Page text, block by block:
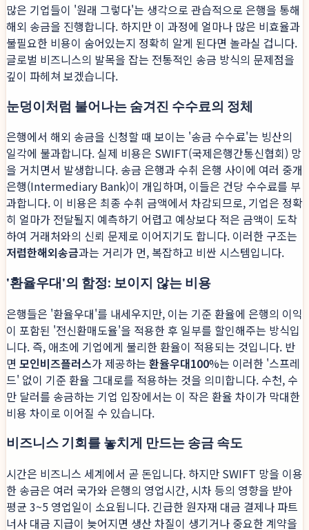
많은 기업들이 '원래 그렇다'는 생각으로 관습적으로 은행을 통해
해외 송금을 진행합니다. 하지만 이 과정에 얼마나 많은 비효율과
불필요한 비용이 숨어있는지 정확히 알게 된다면 놀라실 겁니다.
글로벌 비즈니스의 발목을 잡는 전통적인 송금 방식의 문제점을
깊이 파헤쳐 보겠습니다.
눈덩이처럼 불어나는 숨겨진 수수료의 정체
은행에서 해외 송금을 신청할 때 보이는 '송금 수수료'는 빙산의
일각에 불과합니다. 실제 비용은 SWIFT(국제은행간통신협회) 망
을 거치면서 발생합니다. 송금 은행과 수취 은행 사이에 여러 중개
은행(Intermediary Bank)이 개입하며, 이들은 건당 수수료를 부
과합니다. 이 비용은 최종 수취 금액에서 차감되므로, 기업은 정확
히 얼마가 전달될지 예측하기 어렵고 예상보다 적은 금액이 도착
하여 거래처와의 신뢰 문제로 이어지기도 합니다. 이러한 구조는
저렴한해외송금과는 거리가 먼, 복잡하고 비싼 시스템입니다.
'환율우대'의 함정: 보이지 않는 비용
은행들은 '환율우대'를 내세우지만, 이는 기준 환율에 은행의 이익
이 포함된 '전신환매도율'을 적용한 후 일부를 할인해주는 방식입
니다. 즉, 애초에 기업에게 불리한 환율이 적용되는 것입니다. 반
면 모인비즈플러스가 제공하는 환율우대100%는 이러한 '스프레
드' 없이 기준 환율 그대로를 적용하는 것을 의미합니다. 수천, 수
만 달러를 송금하는 기업 입장에서는 이 작은 환율 차이가 막대한
비용 차이로 이어질 수 있습니다.
비즈니스 기회를 놓치게 만드는 송금 속도
시간은 비즈니스 세계에서 곧 돈입니다. 하지만 SWIFT 망을 이용
한 송금은 여러 국가와 은행의 영업시간, 시차 등의 영향을 받아
평균 3~5 영업일이 소요됩니다. 긴급한 원자재 대금 결제나 파트
너사 대금 지급이 늦어지면 생산 차질이 생기거나 중요한 계약을